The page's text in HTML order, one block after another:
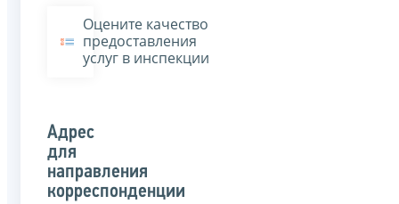
Оцените качество
предоставления
услуг в инспекции
Адрес
для
направления
корреспонденции